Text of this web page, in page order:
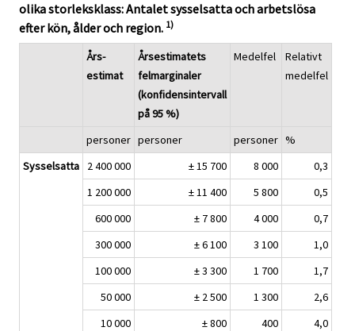
olika storleksklass: Antalet sysselsatta och arbetslösa
efter kön, ålder och region. 1)
Års-
estimat
Årsestimatets
felmarginaler
(konfidensintervall
på 95 %)
Medelfel
Relativt
medelfel
personer personer personer %
Sysselsatta
2 400 000 ± 15 700 8 000
0,3
1 200 000
± 11 400 5 800
0,5
600 000
± 7 800 4 000
0,7
300 000
± 6 100 3 100
1,0
100 000
± 3 300 1 700
1,7
50 000
± 2 500 1 300
2,6
10 000
± 800 400
4,0